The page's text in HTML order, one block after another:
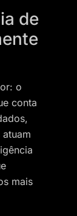
de
o
conta
mais